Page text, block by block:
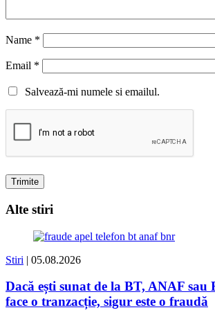
Name *
Email *
Salvează-mi numele si emailul.
Alte stiri
Stiri | 05.08.2026
Dacă ești sunat de la BT, ANAF sau
face o tranzacție, sigur este o fraudă